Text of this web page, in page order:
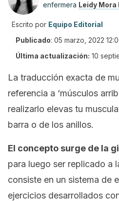
enfermera Leidy Mora
Escrito por Equipo Editorial
Publicado: 05 marzo, 2022
Última actualización: 10
La traducción exacta de
referencia a ‘músculos
realizarlo elevas tu
barra o de los anillos.
El concepto surge de la
para luego ser replicado a
consiste en un sistema de
ejercicios desarrollados